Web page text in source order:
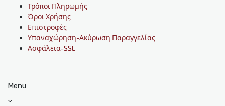
Τρόποι Πληρωμής
Όροι Χρήσης
Επιστροφές
Υπαναχώρηση-Ακύρωση Παραγγελίας
Ασφάλεια-SSL
Menu